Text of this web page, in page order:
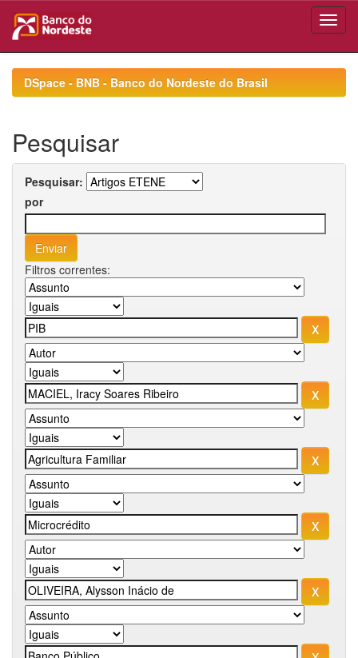
navigationDSpace - BNB - Banco do Nordeste do Brasil
Pesquisar
Pesquisar:
por
Filtros correntes: